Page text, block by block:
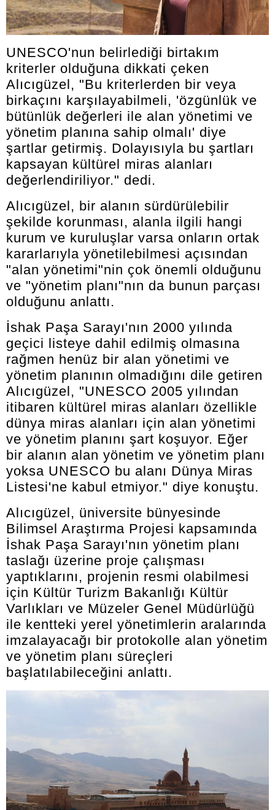
UNESCO'nun belirlediği birtakım
kriterler olduğuna dikkati çeken
Alıcıgüzel, "Bu kriterlerden bir veya
birkaçını karşılayabilmeli, 'özgünlük ve
bütünlük değerleri ile alan yönetimi ve
yönetim planına sahip olmalı' diye
şartlar getirmiş. Dolayısıyla bu şartları
kapsayan kültürel miras alanları
değerlendiriliyor." dedi.
Alıcıgüzel, bir alanın sürdürülebilir
şekilde korunması, alanla ilgili hangi
kurum ve kuruluşlar varsa onların ortak
kararlarıyla yönetilebilmesi açısından
"alan yönetimi"nin çok önemli olduğunu
ve "yönetim planı"nın da bunun parçası
olduğunu anlattı.
İshak Paşa Sarayı'nın 2000 yılında
geçici listeye dahil edilmiş olmasına
rağmen henüz bir alan yönetimi ve
yönetim planının olmadığını dile getiren
Alıcıgüzel, "UNESCO 2005 yılından
itibaren kültürel miras alanları özellikle
dünya miras alanları için alan yönetimi
ve yönetim planını şart koşuyor. Eğer
bir alanın alan yönetim ve yönetim planı
yoksa UNESCO bu alanı Dünya Miras
Listesi'ne kabul etmiyor." diye konuştu.
Alıcıgüzel, üniversite bünyesinde
Bilimsel Araştırma Projesi kapsamında
İshak Paşa Sarayı'nın yönetim planı
taslağı üzerine proje çalışması
yaptıklarını, projenin resmi olabilmesi
için Kültür Turizm Bakanlığı Kültür
Varlıkları ve Müzeler Genel Müdürlüğü
ile kentteki yerel yönetimlerin aralarında
imzalayacağı bir protokolle alan yönetim
ve yönetim planı süreçleri
başlatılabileceğini anlattı.